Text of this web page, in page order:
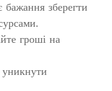
бажання зберегти
гроші на